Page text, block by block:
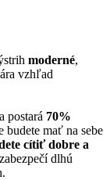
moderné,
vzhľad
postará 70%
budete mať na sebe
cítiť dobre a
dlhú